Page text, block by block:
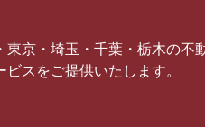
東京・埼玉・千葉・栃木の不
ビスをご提供いたします。